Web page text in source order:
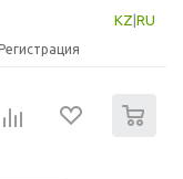
KZ RU